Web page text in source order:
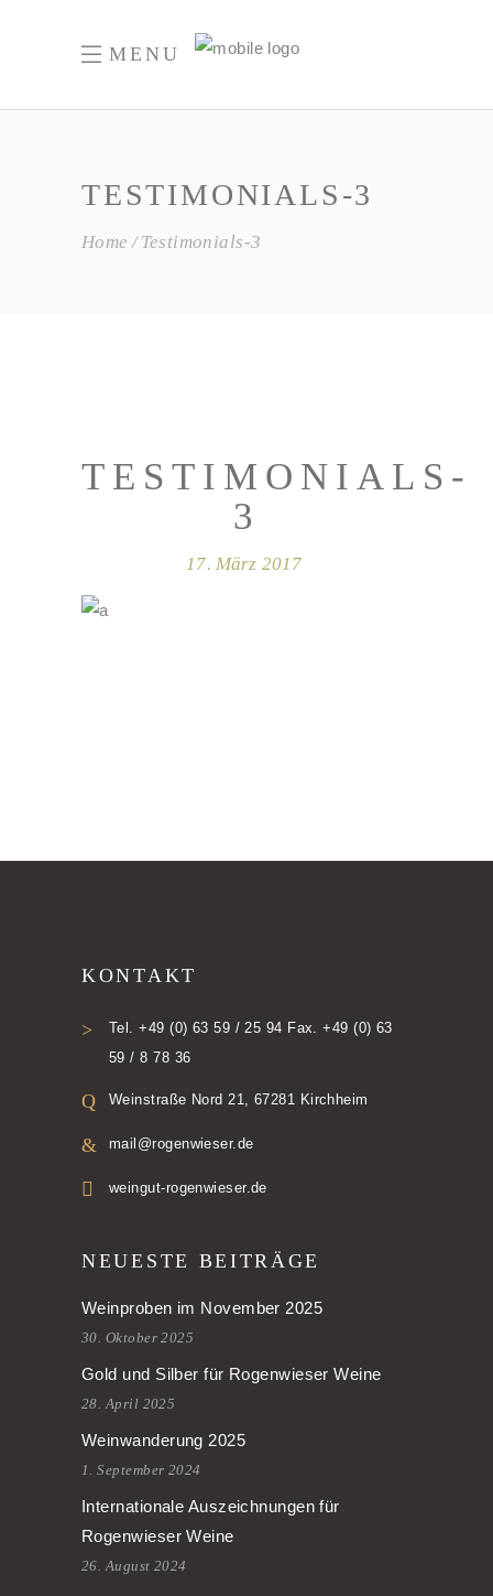
MENU
TESTIMONIALS-3
Home Testimonials-3
TESTIMONIALS-
3
17. März 2017
KONTAKT
Tel. +49 (0) 63 59 / 25 94 Fax. +49 (0) 63
59 / 8 78 36
Weinstraße Nord 21, 67281 Kirchheim
mail@rogenwieser.de
weingut-rogenwieser.de
NEUESTE BEITRÄGE
Weinproben im November 2025
30. Oktober 2025
Gold und Silber für Rogenwieser Weine
28. April 2025
Weinwanderung 2025
1. September 2024
Internationale Auszeichnungen für
Rogenwieser Weine
26. August 2024